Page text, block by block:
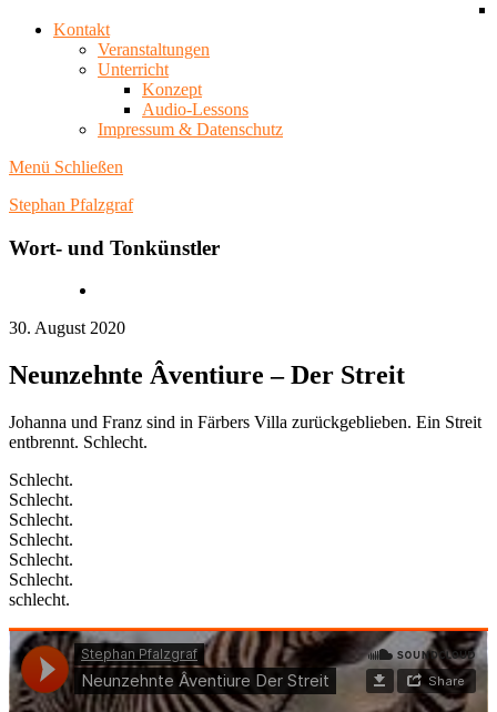
Kontakt
Veranstaltungen
Unterricht
Konzept
Audio-Lessons
Impressum & Datenschutz
Menü Schließen
Stephan Pfalzgraf
Wort- und Tonkünstler
30. August 2020
Neunzehnte Âventiure – Der Streit
Johanna und Franz sind in Färbers Villa zurückgeblieben. Ein Streit
entbrennt. Schlecht.
Schlecht.
Schlecht.
Schlecht.
Schlecht.
Schlecht.
Schlecht.
schlecht.